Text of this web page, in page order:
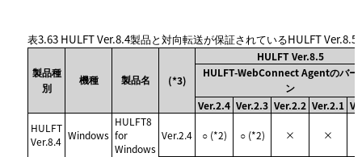
表3.63 HULFT Ver.8.4製品と対向転送が保証されているHULFT Ver.8.5
製品種
別
機種 製品名 (*3)
HULFT Ver.8.5
HULFT-WebConnect Agentのバー
ン
Ver.2.4 Ver.2.3 Ver.2.2 Ver.2.1
HULFT
Ver.8.4 Windows
HULFT8
for
Windows
Ver.2.4 ○ (*2) ○ (*2) × ×